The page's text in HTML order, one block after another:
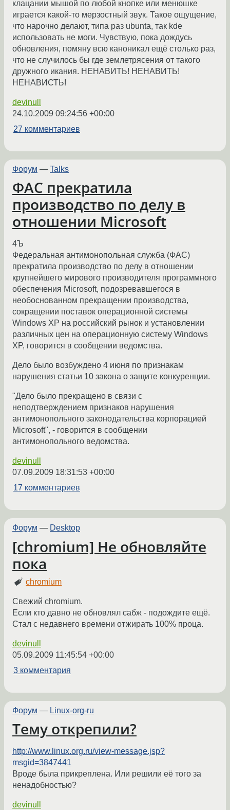
клацании мышой по любой кнопке или менюшке
играется какой-то мерзостный звук. Такое ощущение,
что нарочно делают, типа раз ubunta, так kde
использовать не моги. Чувствую, пока дождусь
обновления, помяну всю каноникал ещё столько раз,
что не случилось бы где землетрясения от такого
дружного икания. НЕНАВИТЬ! НЕНАВИТЬ!
НЕНАВИСТЬ!
devinull
24.10.2009 09:24:56 +00:00
27 комментариев
Форум — Talks
ФАС прекратила
производство по делу в
отношении Microsoft
4Ъ
Федеральная антимонопольная служба (ФАС)
прекратила производство по делу в отношении
крупнейшего мирового производителя программного
обеспечения Microsoft, подозревавшегося в
необоснованном прекращении производства,
сокращении поставок операционной системы
Windows XP на российский рынок и установлении
различных цен на операционную систему Windows
XP, говорится в сообщении ведомства.
Дело было возбуждено 4 июня по признакам
нарушения статьи 10 закона о защите конкуренции.
"Дело было прекращено в связи с
неподтверждением признаков нарушения
антимонопольного законодательства корпорацией
Microsoft", - говорится в сообщении
антимонопольного ведомства.
devinull
07.09.2009 18:31:53 +00:00
17 комментариев
Форум — Desktop
[chromium] Не обновляйте
пока
chromium
Свежий chromium.
Если кто давно не обновлял сабж - подождите ещё.
Стал с недавнего времени отжирать 100% проца.
devinull
05.09.2009 11:45:54 +00:00
3 комментария
Форум — Linux-org-ru
Тему открепили?
http://www.linux.org.ru/view-message.jsp?
msgid=3847441
Вроде была прикреплена. Или решили её того за
ненадобностью?
devinull